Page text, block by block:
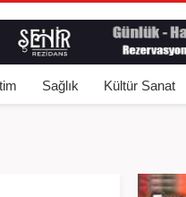
Sağlık Kültür Sanat